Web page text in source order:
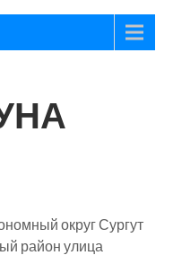
округ Сургут
район улица